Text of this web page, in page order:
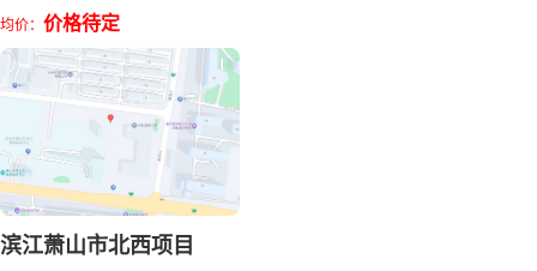
均价： 价格待定
滨江萧山市北西项目